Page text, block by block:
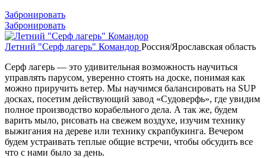
Забронировать
Забронировать
Летний "Серф лагерь" Командор Россия/Ярославская область
Серф лагерь — это удивительная возможность научиться
управлять парусом, уверенно стоять на доске, понимая как
можно приручить ветер. Мы научимся балансировать на SUP
досках, посетим действующий завод «Судоверфь», где увидим
полное производство корабельного дела. А так же, будем
варить мыло, рисовать на свежем воздухе, изучим технику
выжигания на дереве или технику скрапбукинга. Вечером
будем устраивать теплые общие встречи, чтобы обсудить все
что с нами было за день.